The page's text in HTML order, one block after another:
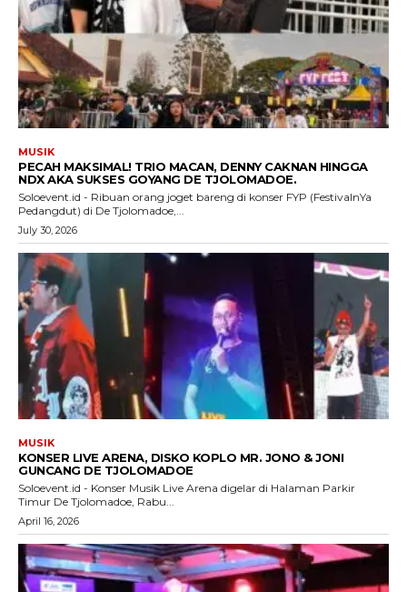
MUSIK
PECAH MAKSIMAL! TRIO MACAN, DENNY CAKNAN HINGGA
NDX AKA SUKSES GOYANG DE TJOLOMADOE.
Soloevent.id - Ribuan orang joget bareng di konser FYP (FestivalnYa
Pedangdut) di De Tjolomadoe,...
July 30, 2026
MUSIK
KONSER LIVE ARENA, DISKO KOPLO MR. JONO & JONI
GUNCANG DE TJOLOMADOE
Soloevent.id - Konser Musik Live Arena digelar di Halaman Parkir
Timur De Tjolomadoe, Rabu...
April 16, 2026